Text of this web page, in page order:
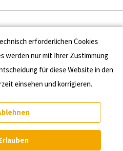
Presse
Kontakt
Einstellungen
erforderlichen Cookies
werden nur mit Ihrer Zustimmung
für diese Website in den
einsehen und korrigieren.